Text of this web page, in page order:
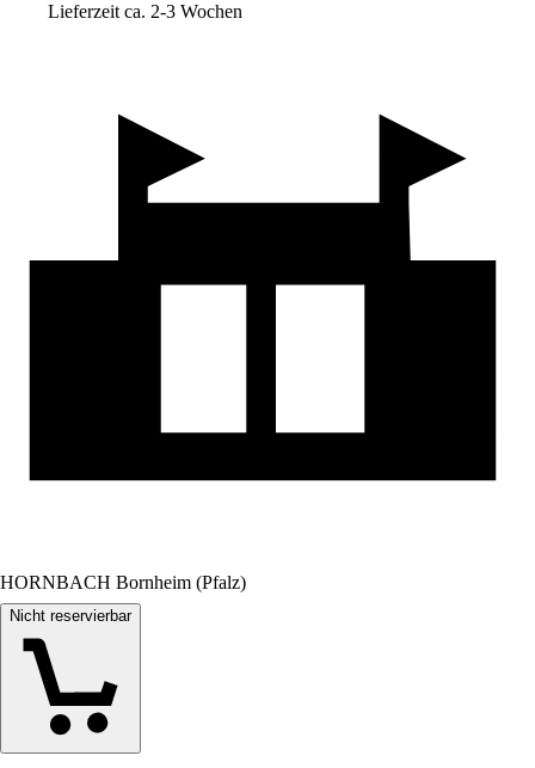
Lieferzeit ca. 2-3 Wochen
HORNBACH Bornheim (Pfalz)
Nicht reservierbar